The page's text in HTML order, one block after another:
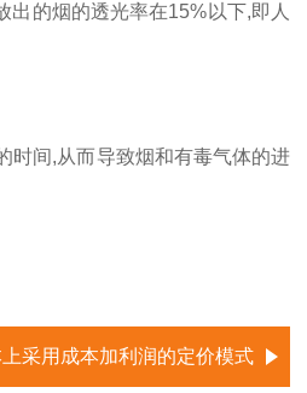
的烟的透光率在15%以下,即人
间,从而导致烟和有毒气体的进
采用成本加利润的定价模式